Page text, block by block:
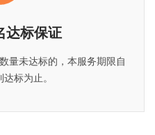
达标保证
量未达标的，本服务期限自
标为止。